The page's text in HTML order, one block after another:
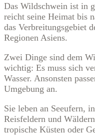
Das Wildschwein ist in
reicht seine Heimat bis
das Verbreitungsgebiet
Regionen Asiens.
Zwei Dinge sind dem
wichtig: Es muss sich
Wasser. Ansonsten
Umgebung an.
Sie leben an Seeufern,
Reisfeldern und
tropische Küsten oder